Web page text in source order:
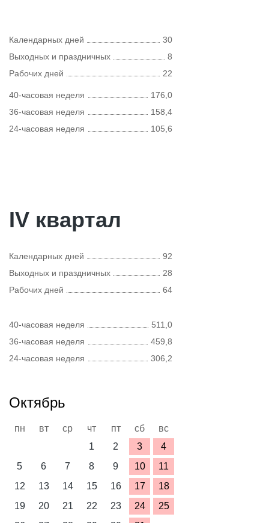
Календарных дней
30
Выходных и праздничных
8
Рабочих дней
22
40-часовая неделя
176,0
36-часовая неделя
158,4
24-часовая неделя
105,6
IV квартал
Календарных дней
92
Выходных и праздничных
28
Рабочих дней
64
40-часовая неделя
511,0
36-часовая неделя
459,8
24-часовая неделя
306,2
Октябрь
пн вт ср чт пт сб
вс
1
2 3
4
5
6 7 8 9 10
11
12
13 14 15 16 17
18
19
20 21 22 23 24
25